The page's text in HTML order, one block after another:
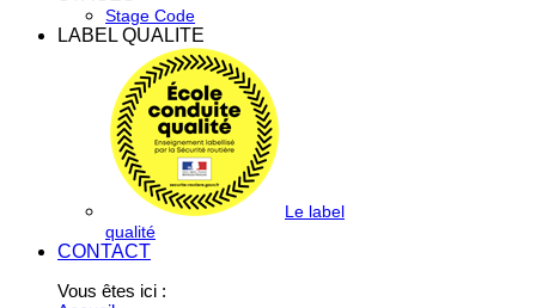
Stage Code
LABEL QUALITE
Le label
qualité
CONTACT
Vous êtes ici :